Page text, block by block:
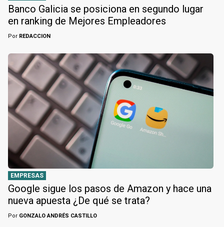
Banco Galicia se posiciona en segundo lugar
en ranking de Mejores Empleadores
Por REDACCION
EMPRESAS
Google sigue los pasos de Amazon y hace una
nueva apuesta ¿De qué se trata?
Por GONZALO ANDRÉS CASTILLO